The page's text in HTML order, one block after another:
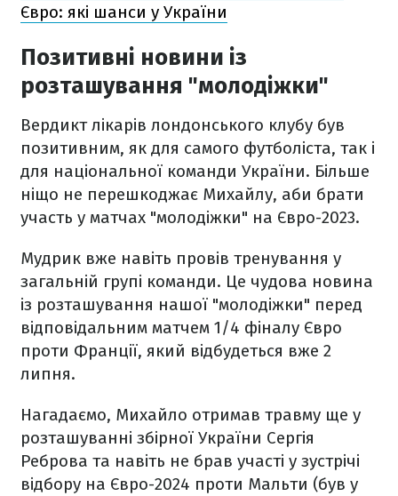
Євро: які шанси у України
Позитивні новини із
розташування "молодіжки"
Вердикт лікарів лондонського клубу був
позитивним, як для самого футболіста, так і
для національної команди України. Більше
ніщо не перешкоджає Михайлу, аби брати
участь у матчах "молодіжки" на Євро-2023.
Мудрик вже навіть провів тренування у
загальній групі команди. Це чудова новина
із розташування нашої "молодіжки" перед
відповідальним матчем 1/4 фіналу Євро
проти Франції, який відбудеться вже 2
липня.
Нагадаємо, Михайло отримав травму ще у
розташуванні збірної України Сергія
Реброва та навіть не брав участі у зустрічі
відбору на Євро-2024 проти Мальти (був у